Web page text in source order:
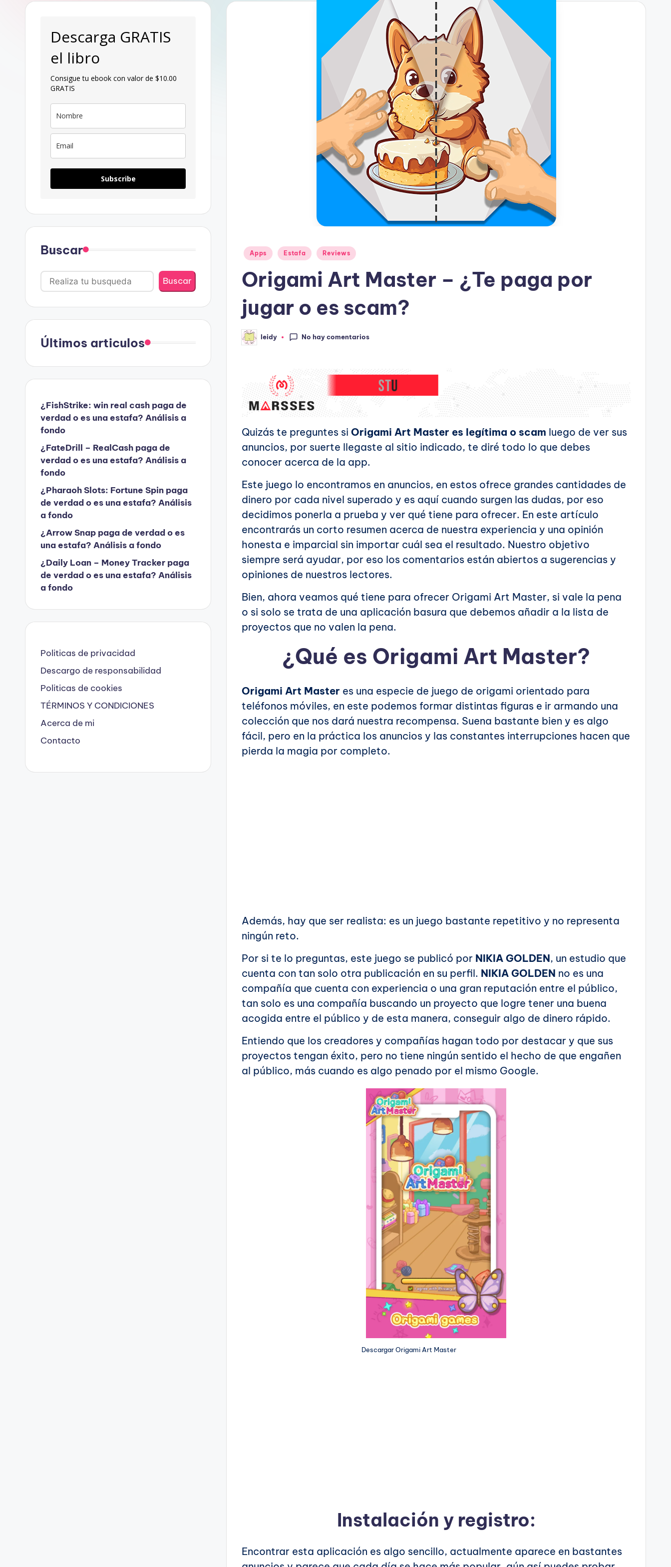
Publicado
Apps Estafa Reviews
Origami Art Master – ¿Te paga por
jugar o es scam?
Publicado
por
leidy No hay comentarios
Quizás te preguntes siOrigami Art Master es legítima o scam luego de ver sus
anuncios, por suerte llegaste al sitio indicado, te diré todo lo que debes
conocer acerca de la app.
Este juego lo encontramos en anuncios, en estos ofrece grandes cantidades de
dinero por cada nivel superado y es aquí cuando surgen las dudas, por eso
decidimos ponerla a prueba y ver qué tiene para ofrecer. En este artículo
encontrarás un corto resumen acerca de nuestra experiencia y una opinión
honesta e imparcial sin importar cuál sea el resultado. Nuestro objetivo
siempre será ayudar, por eso los comentarios están abiertos a sugerencias y
opiniones de nuestros lectores.
Bien, ahora veamos qué tiene para ofrecer Origami Art Master, si vale la pena
o si solo se trata de una aplicación basura que debemos añadir a la lista de
proyectos que no valen la pena.
¿Qué es Origami Art Master?
Origami Art Master es una especie de juego de origami orientado para
teléfonos móviles, en este podemos formar distintas figuras e ir armando una
colección que nos dará nuestra recompensa. Suena bastante bien y es algo
fácil, pero en la práctica los anuncios y las constantes interrupciones hacen que
pierda la magia por completo.
Además, hay que ser realista: es un juego bastante repetitivo y no representa
ningún reto.
Por si te lo preguntas, este juego se publicó por NIKIA GOLDEN, un estudio que
cuenta con tan solo otra publicación en su perfil. NIKIA GOLDEN no es una
compañía que cuenta con experiencia o una gran reputación entre el público,
tan solo es una compañía buscando un proyecto que logre tener una buena
acogida entre el público y de esta manera, conseguir algo de dinero rápido.
Entiendo que los creadores y compañías hagan todo por destacar y que sus
proyectos tengan éxito, pero no tiene ningún sentido el hecho de que engañen
al público, más cuando es algo penado por el mismo Google.
Descargar Origami Art Master
Instalación y registro:
Encontrar esta aplicación es algo sencillo, actualmente aparece en bastantes
Descarga GRATIS
el libro
Consigue tu ebook con valor de $10.00
GRATIS
Subscribe
Buscar
Buscar
Últimos articulos
¿FishStrike: win real cash paga de
verdad o es una estafa? Análisis a
fondo
¿FateDrill – RealCash paga de
verdad o es una estafa? Análisis a
fondo
¿Pharaoh Slots: Fortune Spin paga
de verdad o es una estafa? Análisis
a fondo
¿Arrow Snap paga de verdad o es
una estafa? Análisis a fondo
¿Daily Loan – Money Tracker paga
de verdad o es una estafa? Análisis
a fondo
Politicas de privacidad
Descargo de responsabilidad
Politicas de cookies
TÉRMINOS Y CONDICIONES
Acerca de mi
Contacto